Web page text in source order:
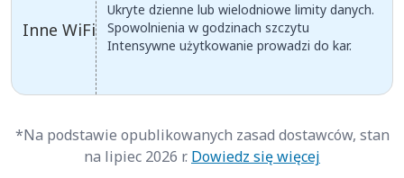
Inne WiFi
Ukryte dzienne lub wielodniowe limity danych.
Spowolnienia w godzinach szczytu
Intensywne użytkowanie prowadzi do kar.
*Na podstawie opublikowanych zasad dostawców, stan
na lipiec 2026 r. Dowiedz się więcej